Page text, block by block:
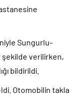
Sungurlu-
verilirken,
bildirildi.
Otomobilin takla